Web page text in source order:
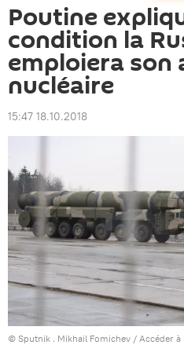
Poutine
condition la
emploiera son
nucléaire
15:47 18.10.2018
© Sputnik . Mikhail Fomichev / Accéder